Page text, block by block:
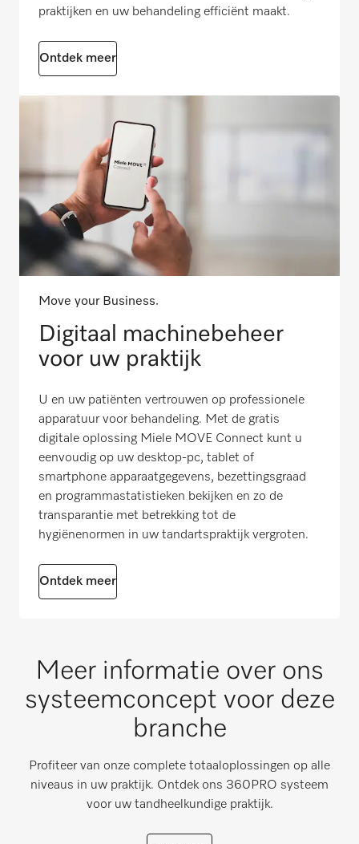
praktijken en uw behandeling efficiënt maakt.
Ontdek meer
Move your Business.
Digitaal machinebeheer
voor uw praktijk
U en uw patiënten vertrouwen op professionele
apparatuur voor behandeling. Met de gratis
digitale oplossing Miele MOVE Connect kunt u
eenvoudig op uw desktop-pc, tablet of
smartphone apparaatgegevens, bezettingsgraad
en programmastatistieken bekijken en zo de
transparantie met betrekking tot de
hygiënenormen in uw tandartspraktijk vergroten.
Ontdek meer
Meer informatie over ons
systeemconcept voor deze
branche
Profiteer van onze complete totaaloplossingen op alle
niveaus in uw praktijk. Ontdek ons 360PRO systeem
voor uw tandheelkundige praktijk.